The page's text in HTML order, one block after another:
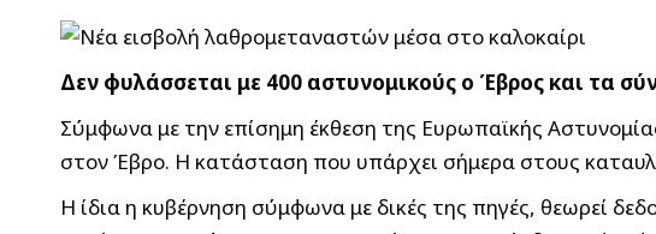
Δεν φυλάσσεται με 400 αστυνομικούς ο Έβρος και τα
Σύμφωνα με την επίσημη έκθεση της Ευρωπαϊκής
στον Έβρο. Η κατάσταση που υπάρχει σήμερα στους
Η ίδια η κυβέρνηση σύμφωνα με δικές της πηγές, θεωρεί